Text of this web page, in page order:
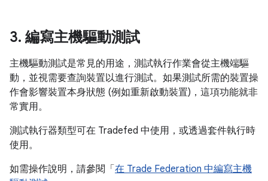
3. 編寫主機驅動測試
主機驅動測試是常見的用途，測試執行作業會從主機端驅
動，並視需要查詢裝置以進行測試。如果測試所需的裝置操
作會影響裝置本身狀態 (例如重新啟動裝置)，這項功能就非
常實用。
測試執行器類型可在 Tradefed 中使用，或透過套件執行時
使用。
如需操作說明，請參閱「 在 Trade Federation 中編寫主機